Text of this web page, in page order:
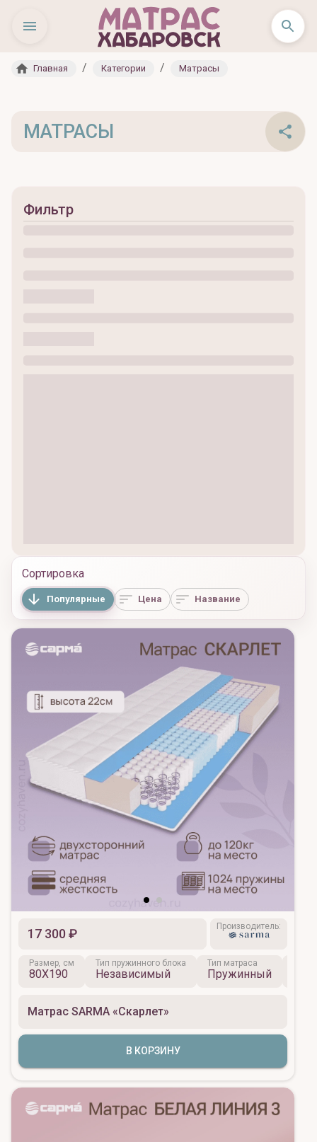
Главная / Категории / Матрасы
МАТРАСЫ
Фильтр
Сортировка
Популярные Цена Название
17 300 ₽
Производитель:
Размер, см
80X190
Тип пружинного блока
Независимый
Тип матраса
Пружинный
Матрас SARMA «Скарлет»
В КОРЗИНУ